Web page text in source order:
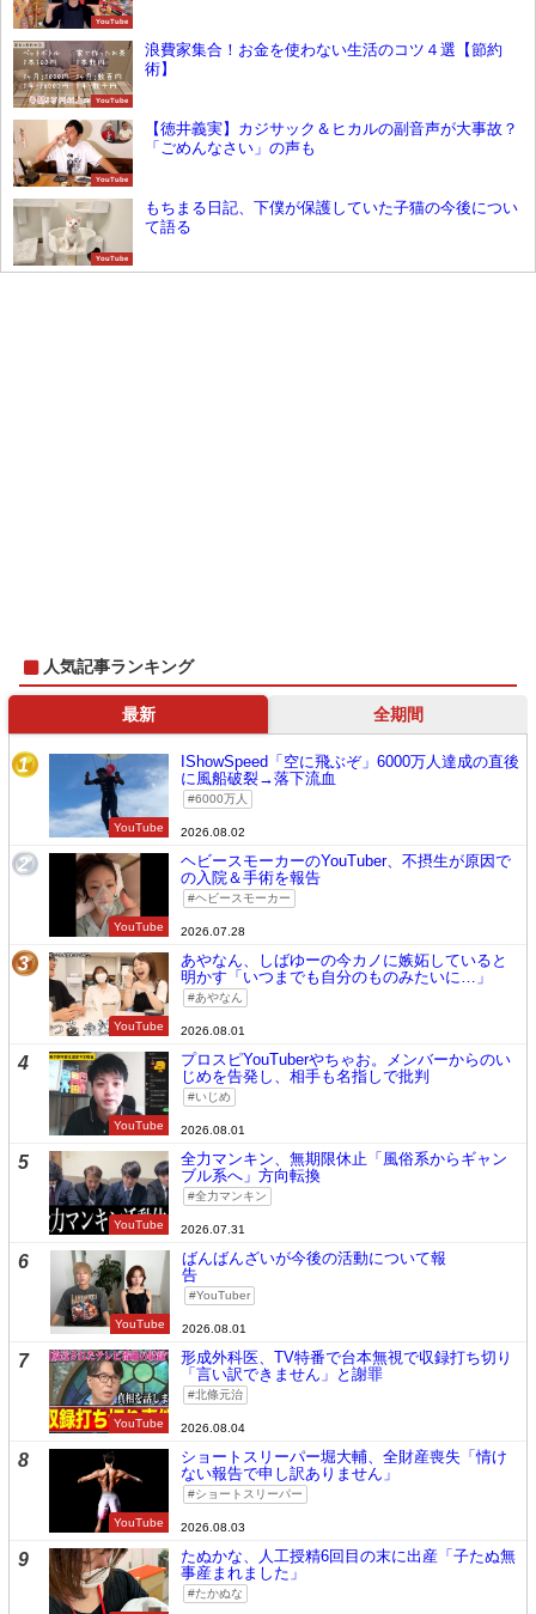
YouTube
YouTube
浪費家集合！お金を使わない生活のコツ４選【節約
術】
YouTube
【徳井義実】カジサック＆ヒカルの副音声が大事故？
「ごめんなさい」の声も
YouTube
もちまる日記、下僕が保護していた子猫の今後につい
て語る
人気記事ランキング
最新 全期間
1
YouTube
IShowSpeed「空に飛ぶぞ」6000万人達成の直後
に風船破裂→落下流血
6000万人
2026.08.02
2
YouTube
ヘビースモーカーのYouTuber、不摂生が原因で
の入院＆手術を報告
ヘビースモーカー
2026.07.28
3
YouTube
あやなん、しばゆーの今カノに嫉妬していると
明かす「いつまでも自分のものみたいに…」
あやなん
2026.08.01
4
YouTube
プロスピYouTuberやちゃお。メンバーからのい
じめを告発し、相手も名指しで批判
いじめ
2026.08.01
5
YouTube
全力マンキン、無期限休止「風俗系からギャン
ブル系へ」方向転換
全力マンキン
2026.07.31
6
YouTube
ばんばんざいが今後の活動について報
告
YouTuber
2026.08.01
7
YouTube
形成外科医、TV特番で台本無視で収録打ち切り
「言い訳できません」と謝罪
北條元治
2026.08.04
8
YouTube
ショートスリーパー堀大輔、全財産喪失「情け
ない報告で申し訳ありません」
ショートスリーパー
2026.08.03
9
たぬかな、人工授精6回目の末に出産「子たぬ無
事産まれました」
たかぬな